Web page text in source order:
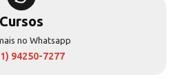
Cursos
no Whatsapp
94250-7277